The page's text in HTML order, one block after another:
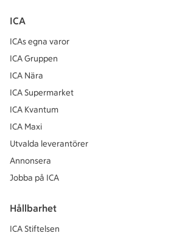
ICA
ICAs egna varor
ICA Gruppen
ICA Nära
ICA Supermarket
ICA Kvantum
ICA Maxi
Utvalda leverantörer
Annonsera
Jobba på ICA
Hållbarhet
ICA Stiftelsen